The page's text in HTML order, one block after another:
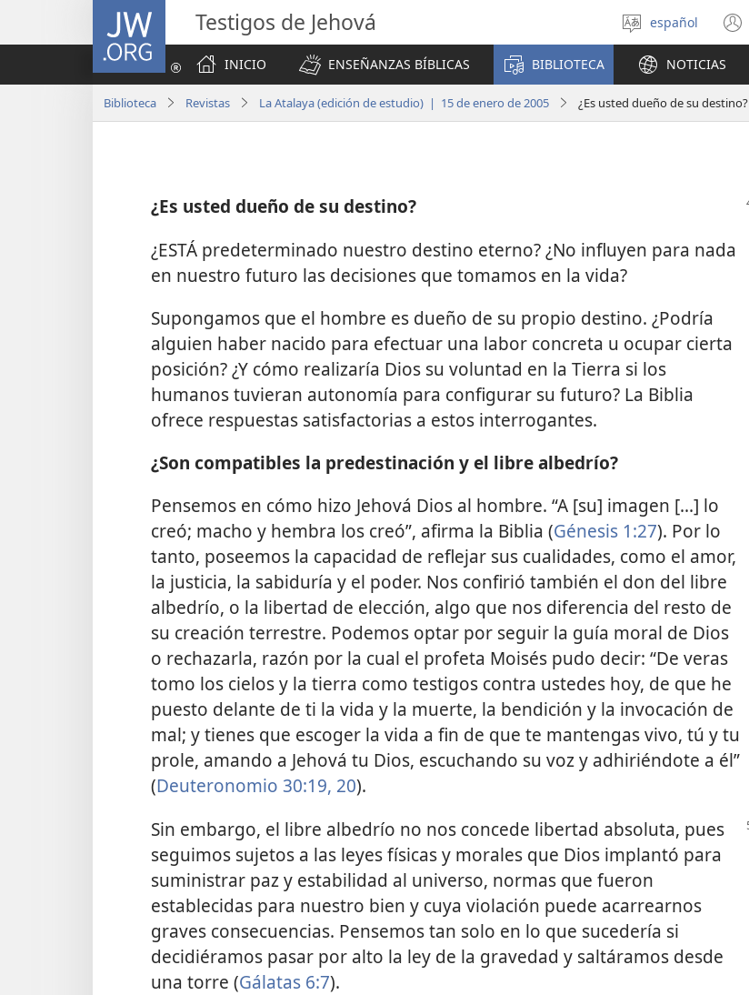
JW.ORG Testigos de Jehová
Seleccionar
idioma
español
INICIO
ENSEÑANZAS BÍBLICAS BIBLIOTECA NOTICIAS
Biblioteca Revistas La Atalaya (edición de estudio) | 15 de enero de 2005 ¿Es usted dueño de su destino?
¿Es usted dueño de su destino?
¿ESTÁ predeterminado nuestro destino eterno? ¿No influyen para nada
en nuestro futuro las decisiones que tomamos en la vida?
Supongamos que el hombre es dueño de su propio destino. ¿Podría
alguien haber nacido para efectuar una labor concreta u ocupar cierta
posición? ¿Y cómo realizaría Dios su voluntad en la Tierra si los
humanos tuvieran autonomía para configurar su futuro? La Biblia
ofrece respuestas satisfactorias a estos interrogantes.
¿Son compatibles la predestinación y el libre albedrío?
Pensemos en cómo hizo Jehová Dios al hombre. “A [su] imagen [...] lo
creó; macho y hembra los creó”, afirma la Biblia (Génesis 1:27). Por lo
tanto, poseemos la capacidad de reflejar sus cualidades, como el amor,
la justicia, la sabiduría y el poder. Nos confirió también el don del libre
albedrío, o la libertad de elección, algo que nos diferencia del resto de
su creación terrestre. Podemos optar por seguir la guía moral de Dios
o rechazarla, razón por la cual el profeta Moisés pudo decir: “De veras
tomo los cielos y la tierra como testigos contra ustedes hoy, de que he
puesto delante de ti la vida y la muerte, la bendición y la invocación de
mal; y tienes que escoger la vida a fin de que te mantengas vivo, tú y tu
prole, amando a Jehová tu Dios, escuchando su voz y adhiriéndote a él”
(Deuteronomio 30:19, 20).
Sin embargo, el libre albedrío no nos concede libertad absoluta, pues
seguimos sujetos a las leyes físicas y morales que Dios implantó para
suministrar paz y estabilidad al universo, normas que fueron
establecidas para nuestro bien y cuya violación puede acarrearnos
graves consecuencias. Pensemos tan solo en lo que sucedería si
decidiéramos pasar por alto la ley de la gravedad y saltáramos desde
una torre (Gálatas 6:7).